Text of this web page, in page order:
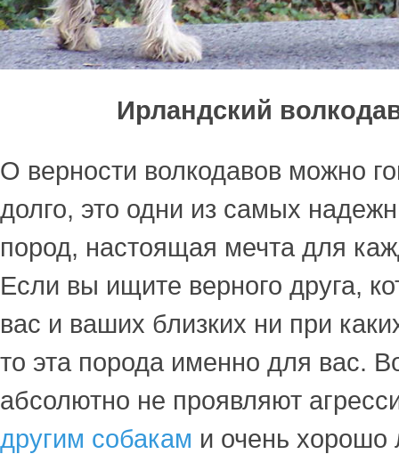
Ирландский
О верности волкодавов можно
долго, это одни из самых
пород, настоящая мечта для
Если вы ищите верного друга,
вас и ваших близких ни при
то эта порода именно для вас.
абсолютно не проявляют
другим собакам и очень хорошо